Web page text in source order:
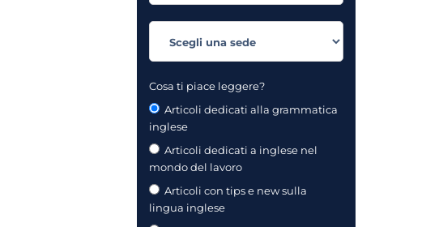
Cosa ti piace leggere?
Articoli dedicati alla grammatica
inglese
Articoli dedicati a inglese nel
mondo del lavoro
Articoli con tips e new sulla
lingua inglese